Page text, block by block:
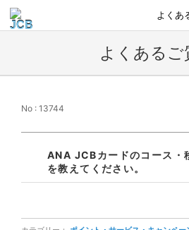
よくあ
よくあるご
No : 13744
ANA JCBカードのコース・
を教えてください。